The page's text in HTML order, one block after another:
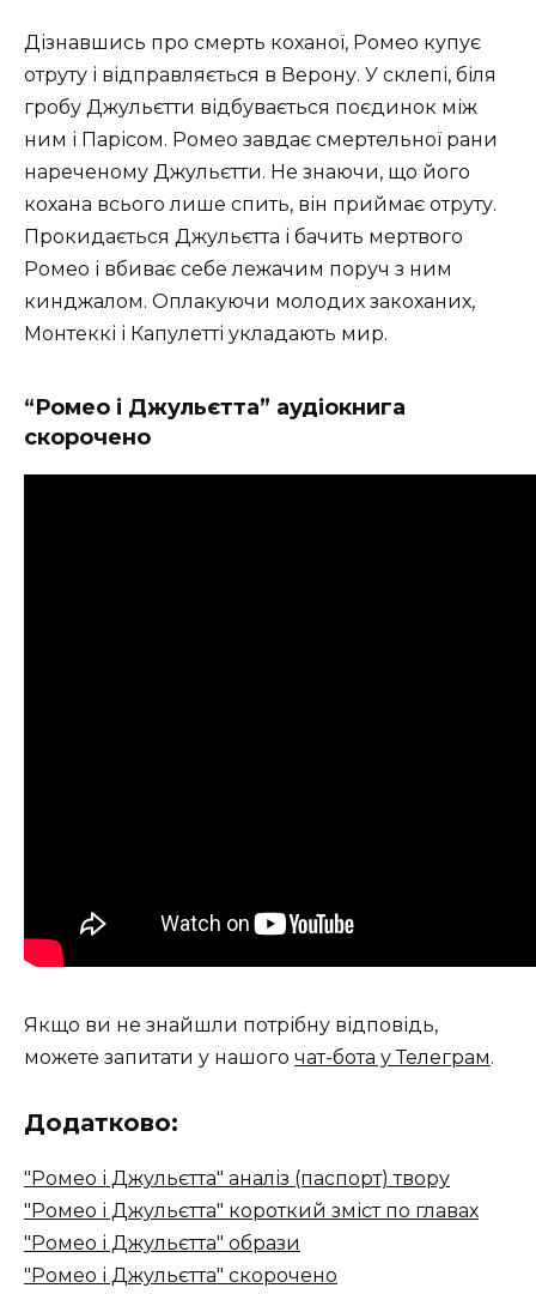
Дізнавшись про смерть коханої, Ромео купує
отруту і відправляється в Верону. У склепі, біля
гробу Джульєтти відбувається поєдинок між
ним і Парісом. Ромео завдає смертельної рани
нареченому Джульєтти. Не знаючи, що його
кохана всього лише спить, він приймає отруту.
Прокидається Джульєтта і бачить мертвого
Ромео і вбиває себе лежачим поруч з ним
кинджалом. Оплакуючи молодих закоханих,
Монтеккі і Капулетті укладають мир.
“Ромео і Джульєтта” аудіокнига
скорочено
Якщо ви не знайшли потрібну відповідь,
можете запитати у нашого чат-бота у Телеграм.
Додатково:
"Ромео і Джульєтта" аналіз (паспорт) твору
"Ромео і Джульєтта" короткий зміст по главах
"Ромео і Джульєтта" образи
"Ромео і Джульєтта" скорочено